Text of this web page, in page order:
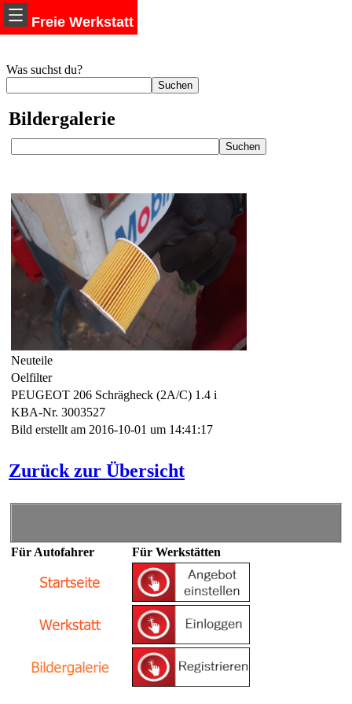
Freie Werkstatt
Was suchst du?
Bildergalerie
Neuteile
Oelfilter
PEUGEOT 206 Schrägheck (2A/C) 1.4 i
KBA-Nr. 3003527
Bild erstellt am 2016-10-01 um 14:41:17
Zurück zur Übersicht
Für Autofahrer Für Werkstätten